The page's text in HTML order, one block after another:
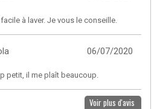
à laver. Je vous le conseille.
06/07/2020
petit, il me plaît beaucoup.
Voir plus d'avis